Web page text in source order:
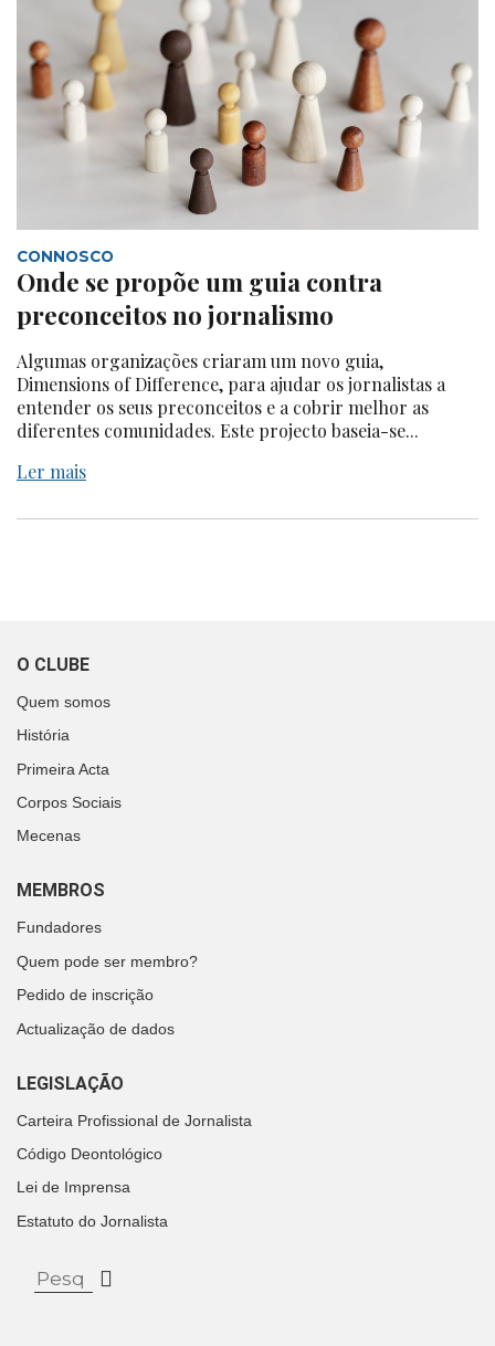
CONNOSCO
Onde se propõe um guia contra
preconceitos no jornalismo
Algumas organizações criaram um novo guia,
Dimensions of Difference, para ajudar os jornalistas a
entender os seus preconceitos e a cobrir melhor as
diferentes comunidades. Este projecto baseia-se...
Ler mais
O CLUBE
Quem somos
História
Primeira Acta
Corpos Sociais
Mecenas
MEMBROS
Fundadores
Quem pode ser membro?
Pedido de inscrição
Actualização de dados
LEGISLAÇÃO
Carteira Profissional de Jornalista
Código Deontológico
Lei de Imprensa
Estatuto do Jornalista